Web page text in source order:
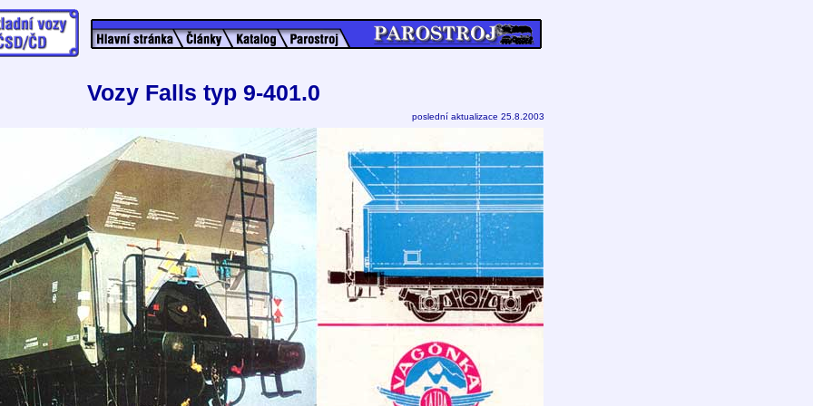
Vozy Falls typ 9-401.0
poslední aktualizace 25.8.2003